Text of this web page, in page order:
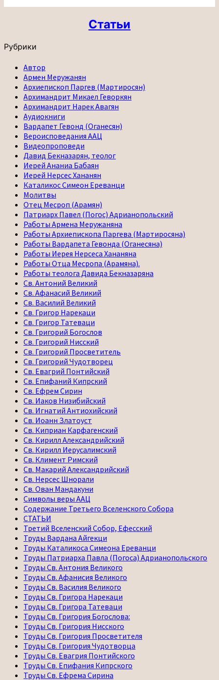
Статьи
Рубрики
Автор
Армен Меружанян
Архиепископ Паргев (Мартиросян)
Архимандрит Микаел Геворкян
Архимандрит Нарек Авагян
Аудиокниги
Вардапет Гевонд (Оганесян)
Вероисповедания ААЦ
Видеопроповеди
Давид Бекназарян, теолог
Иерей Ананиа Бабаян
Иерей Нерсес Хананян
Каталикос Симеон Ереванци
Молитвы
Отец Месроп (Арамян)
Патриарх Павел (Погос) Адрианопольский
Работы Армена Меружаняна
Работы Архиепископа Паргева (Мартиросяна)
Работы Вардапета Гевонда (Оганесяна)
Работы Иерея Нерсеса Хананяна
Работы Отца Месропа (Арамяна).
Работы теолога Давида Бекназаряна
Св. Антоний Великий
Св. Афанасий Великий
Св. Василий Великий
Св. Григор Нарекаци
Св. Григор Татеваци
Св. Григорий Богослов
Св. Григорий Нисский
Св. Григорий Просветитель
Св. Григорий Чудотворец
Св. Евагрий Понтийский
Св. Епифаний Кипрский
Св. Ефрем Сирин
Св. Иаков Низибийский
Св. Игнатий Антиохийский
Св. Иоанн Златоуст
Св. Киприан Карфагенский
Св. Кирилл Александрийский
Св. Кирилл Иерусалимский
Св. Климент Римский
Св. Макарий Александрийский
Св. Нерсес Шнорали
Св. Ован Мандакуни
Символы веры ААЦ
Содержание Третьего Вселенского Собора
СТАТЬИ
Третий Вселенский Собор, Ефесский
Труды Вардана Айгекци
Труды Каталикоса Симеона Ереванци
Труды Патриарха Павла (Погоса) Адрианопольского
Труды Св. Антония Великого
Труды Св. Афанисия Великого
Труды Св. Василия Великого
Труды Св. Григора Нарекаци
Труды Св. Григора Татеваци
Труды Св. Григория Богослова:
Труды Св. Григория Нисского
Труды Св. Григория Просветителя
Труды Св. Григория Чудотворца
Труды Св. Евагрия Понтийского
Труды Св. Епифания Кипрского
Труды Св. Ефрема Сирина